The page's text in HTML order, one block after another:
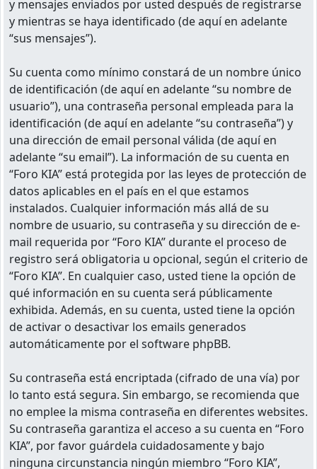
y mensajes enviados por usted después de registrarse
y mientras se haya identificado (de aquí en adelante
“sus mensajes”).
Su cuenta como mínimo constará de un nombre único
de identificación (de aquí en adelante “su nombre de
usuario”), una contraseña personal empleada para la
identificación (de aquí en adelante “su contraseña”) y
una dirección de email personal válida (de aquí en
adelante “su email”). La información de su cuenta en
“Foro KIA” está protegida por las leyes de protección de
datos aplicables en el país en el que estamos
instalados. Cualquier información más allá de su
nombre de usuario, su contraseña y su dirección de e-
mail requerida por “Foro KIA” durante el proceso de
registro será obligatoria u opcional, según el criterio de
“Foro KIA”. En cualquier caso, usted tiene la opción de
qué información en su cuenta será públicamente
exhibida. Además, en su cuenta, usted tiene la opción
de activar o desactivar los emails generados
automáticamente por el software phpBB.
Su contraseña está encriptada (cifrado de una vía) por
lo tanto está segura. Sin embargo, se recomienda que
no emplee la misma contraseña en diferentes websites.
Su contraseña garantiza el acceso a su cuenta en “Foro
KIA”, por favor guárdela cuidadosamente y bajo
ninguna circunstancia ningún miembro “Foro KIA”,